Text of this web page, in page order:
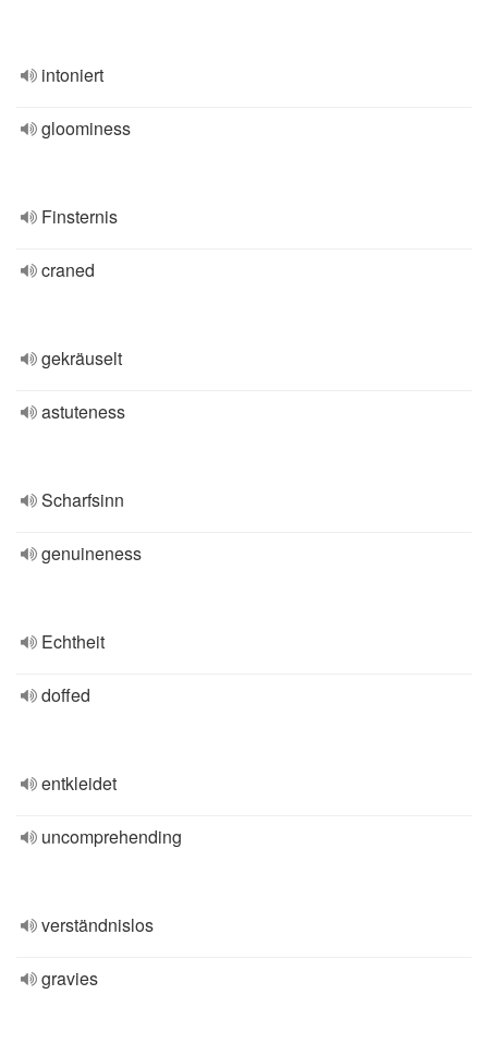
intoniert
gloominess
Finsternis
craned
gekräuselt
astuteness
Scharfsinn
genuineness
Echtheit
doffed
entkleidet
uncomprehending
verständnislos
gravies